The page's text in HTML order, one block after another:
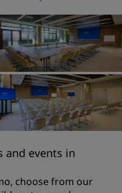
and events in
choose from our